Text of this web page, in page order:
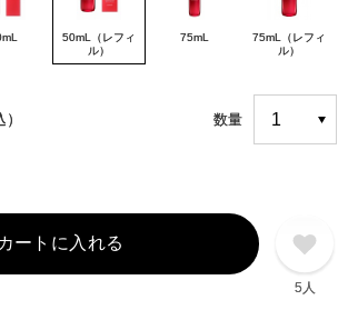
50mL（レフィ
ル）
75mL
75mL（レフィ
ル）
数量
カートに入れる
5人